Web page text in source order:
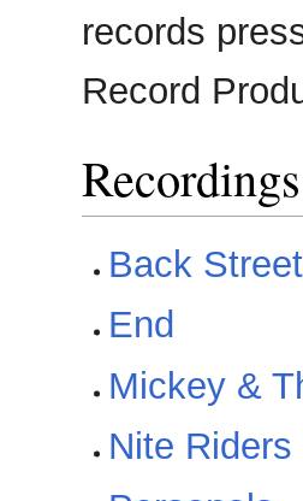
records
Record
Recordings
Back
End
Mickey &
Nite Riders